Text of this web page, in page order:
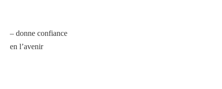
– donne confiance
en l’avenir